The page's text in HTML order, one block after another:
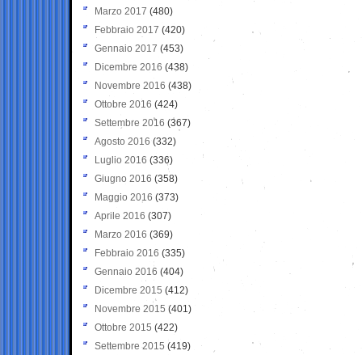
Marzo 2017 (480)
Febbraio 2017 (420)
Gennaio 2017 (453)
Dicembre 2016 (438)
Novembre 2016 (438)
Ottobre 2016 (424)
Settembre 2016 (367)
Agosto 2016 (332)
Luglio 2016 (336)
Giugno 2016 (358)
Maggio 2016 (373)
Aprile 2016 (307)
Marzo 2016 (369)
Febbraio 2016 (335)
Gennaio 2016 (404)
Dicembre 2015 (412)
Novembre 2015 (401)
Ottobre 2015 (422)
Settembre 2015 (419)